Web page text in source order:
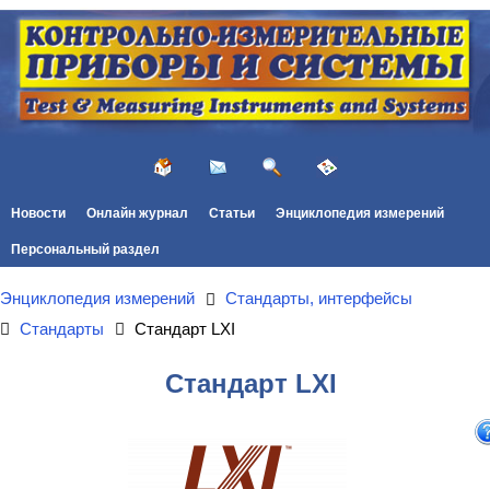
Новости Онлайн журнал Статьи Энциклопедия измерений
Персональный раздел
Энциклопедия измерений
Стандарты, интерфейсы
Стандарты
Стандарт LXI
Стандарт LXI